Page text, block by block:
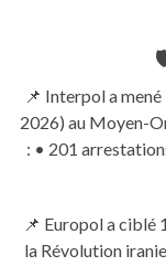
📌 Interpol a
2026) au Moyen-
: • 201
📌 Europol a ciblé
la Révolution